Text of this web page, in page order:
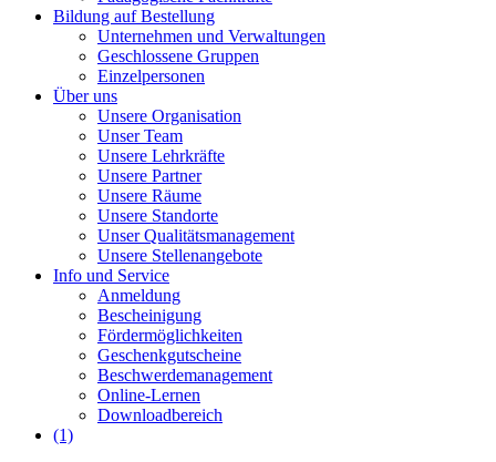
Bildung auf Bestellung
Unternehmen und Verwaltungen
Geschlossene Gruppen
Einzelpersonen
Über uns
Unsere Organisation
Unser Team
Unsere Lehrkräfte
Unsere Partner
Unsere Räume
Unsere Standorte
Unser Qualitätsmanagement
Unsere Stellenangebote
Info und Service
Anmeldung
Bescheinigung
Fördermöglichkeiten
Geschenkgutscheine
Beschwerdemanagement
Online-Lernen
Downloadbereich
(1)